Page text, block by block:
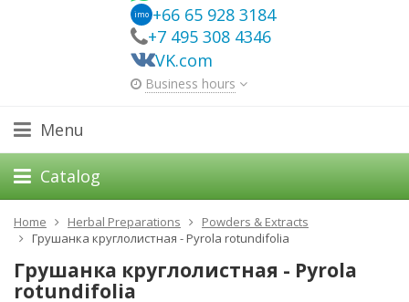
imo +66 65 928 3184
+7 495 308 4346
VK.com
Business hours
Menu
Catalog
Home Herbal Preparations
Powders & Extracts
Грушанка круглолистная - Pyrola rotundifolia
Грушанка круглолистная - Pyrola
rotundifolia